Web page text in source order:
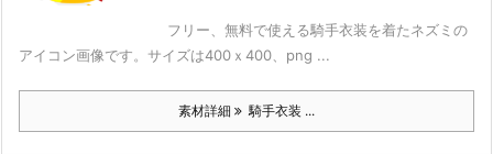
フリー、無料で使える騎手衣装を着たネズミの
アイコン画像です。サイズは400ｘ400、png ...
素材詳細 騎手衣装 ...